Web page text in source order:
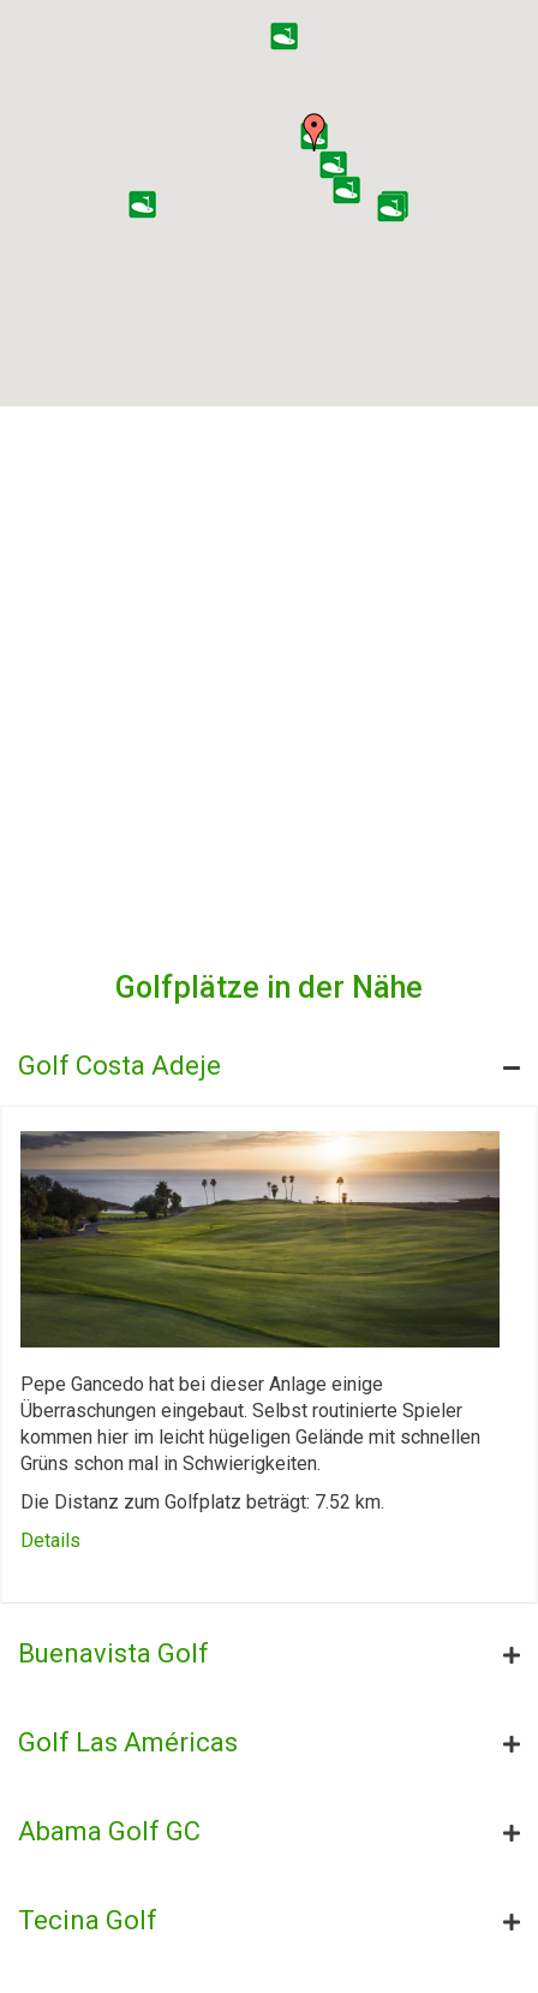
Golfplätze in der Nähe
Golf Costa Adeje
Pepe Gancedo hat bei dieser Anlage einige
Überraschungen eingebaut. Selbst routinierte Spieler
kommen hier im leicht hügeligen Gelände mit schnellen
Grüns schon mal in Schwierigkeiten.
Die Distanz zum Golfplatz beträgt: 7.52 km.
Details
Buenavista Golf
Golf Las Américas
Abama Golf GC
Tecina Golf